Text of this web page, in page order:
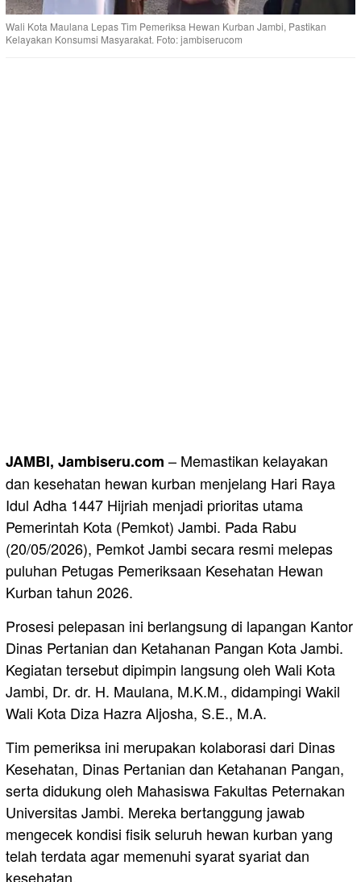
Wali Kota Maulana Lepas Tim Pemeriksa Hewan Kurban Jambi, Pastikan
Kelayakan Konsumsi Masyarakat. Foto: jambiserucom
JAMBI, Jambiseru.com – Memastikan kelayakan
dan kesehatan hewan kurban menjelang Hari Raya
Idul Adha 1447 Hijriah menjadi prioritas utama
Pemerintah Kota (Pemkot) Jambi. Pada Rabu
(20/05/2026), Pemkot Jambi secara resmi melepas
puluhan Petugas Pemeriksaan Kesehatan Hewan
Kurban tahun 2026.
Prosesi pelepasan ini berlangsung di lapangan Kantor
Dinas Pertanian dan Ketahanan Pangan Kota Jambi.
Kegiatan tersebut dipimpin langsung oleh Wali Kota
Jambi, Dr. dr. H. Maulana, M.K.M., didampingi Wakil
Wali Kota Diza Hazra Aljosha, S.E., M.A.
Tim pemeriksa ini merupakan kolaborasi dari Dinas
Kesehatan, Dinas Pertanian dan Ketahanan Pangan,
serta didukung oleh Mahasiswa Fakultas Peternakan
Universitas Jambi. Mereka bertanggung jawab
mengecek kondisi fisik seluruh hewan kurban yang
telah terdata agar memenuhi syarat syariat dan
kesehatan.